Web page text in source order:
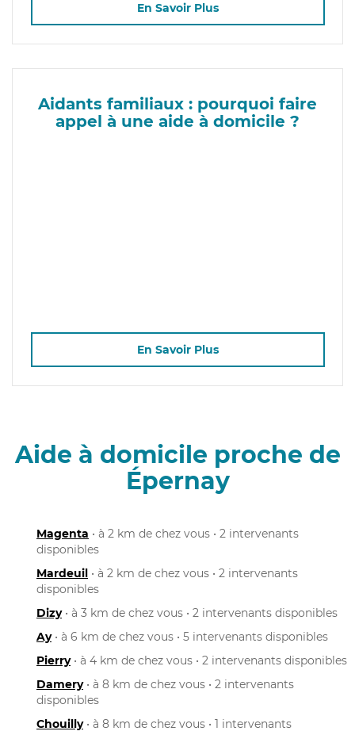
En Savoir Plus
Aidants familiaux : pourquoi faire
appel à une aide à domicile ?
En Savoir Plus
Aide à domicile proche de
Épernay
Magenta • à 2 km de chez vous • 2 intervenants
disponibles
Mardeuil • à 2 km de chez vous • 2 intervenants
disponibles
Dizy• à 3 km de chez vous • 2 intervenants disponibles
Ay• à 6 km de chez vous • 5 intervenants disponibles
Pierry• à 4 km de chez vous • 2 intervenants disponibles
Damery• à 8 km de chez vous • 2 intervenants
disponibles
Chouilly• à 8 km de chez vous • 1 intervenants